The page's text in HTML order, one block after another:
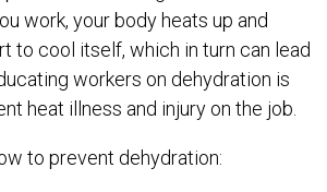
work, your body heats up and
to cool itself, which in turn can lead
workers on dehydration is
heat illness and injury on the job.
to prevent dehydration: